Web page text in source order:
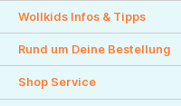
Wollkids Infos & Tipps
Rund um Deine Bestellung
Shop Service